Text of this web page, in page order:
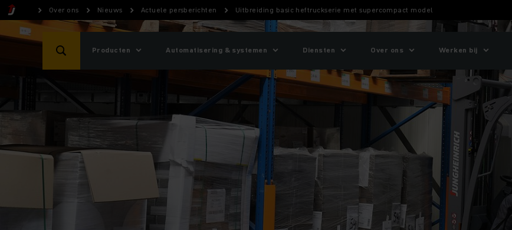
Over ons Nieuws Actuele persberichten Uitbreiding basic heftruckserie met supercompact model
Producten Automatisering & systemen Diensten Over ons Werken bij